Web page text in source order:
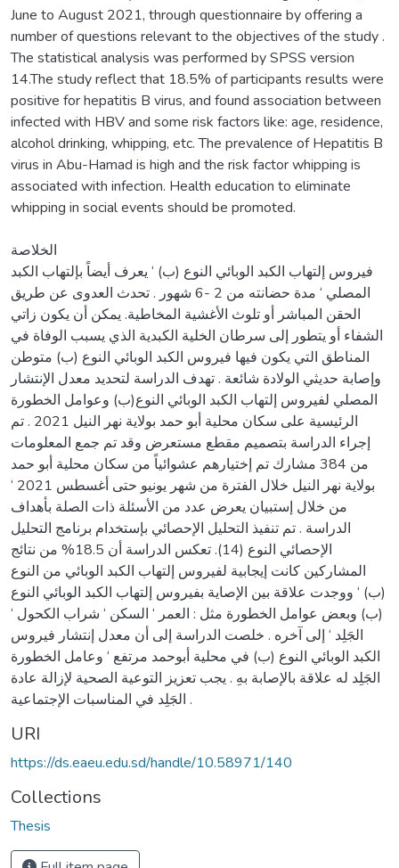
June to August 2021, through questionnaire by offering a
number of questions relevant to the objectives of the study .
The statistical analysis was performed by SPSS version
14.The study reflect that 18.5% of participants results were
positive for hepatitis B virus, and found association between
infected with HBV and some risk factors like: age, residence,
alcohol drinking, whipping, etc. The prevalence of Hepatitis B
virus in Abu-Hamad is high and the risk factor whipping is
associated with infection. Health education to eliminate
whipping in social events should be promoted.
الخلاصة
فيروس إلتهاب الكبد الوبائي النوع (ب) ‘ يعرف أيضاً بإلتهاب الكبد
المصلي ‘ مدة حضانته من 2 -6 شهور . تحدث العدوى عن طريق
الحقن المباشر أو تلوث الأغشية المخاطية. يمكن أن يكون زاتي
الشفاء أو يتطور إلى سرطان الخلية الكبدية الذي يسبب الوفاة في
المناطق التي يكون فيها فيروس الكبد الوبائي النوع (ب) متوطن
وإصابة حديثي الولادة شائعة . تهدف الدراسة لتحديد معدل الإنتشار
المصلي لفيروس إلتهاب الكبد الوبائي النوع(ب) وعوامل الخطورة
الرئيسية على سكان محلية أبو حمد بولاية نهر النيل 2021 . تم
إجراء الدراسة بتصميم مقطع مستعرض وقد تم جمع المعلومات
من 384 مشارك تم إختيارهم عشوائياً من سكان محلية أبو حمد
بولاية نهر النيل خلال الفترة من شهر يونيو حتى أغسطس 2021 ‘
من خلال إستبيان يعرض عدد من الأسئلة ذات الصلة بأهداف
الدراسة . تم تنفيذ التحليل الإحصائي بإستخدام برنامج التحليل
الإحصائي النوع (14). تعكس الدراسة أن 18.5% من نتائج
المشاركين كانت إيجابية لفيروس إلتهاب الكبد الوبائي من النوع
(ب) ‘ ووجدت علاقة بين الإصاية بفيروس إلتهاب الكبد الوبائي النوع
(ب) وبعض عوامل الخطورة مثل : العمر ‘ السكن ‘ شراب الكحول ‘
الجَلِد ‘ إلى آخره . خلصت الدراسة إلى أن معدل إنتشار فيروس
الكبد الوبائي النوع (ب) في محلية أبوحمد مرتفع ‘ وعامل الخطورة
الجَلِد له علاقة بالإصابة بهِ . يجب تعزيز التوعية الصحية لإزالة عادة
الجَلِد في المناسبات الإجتماعية .
URI
https://ds.eaeu.edu.sd/handle/10.58971/140
Collections
Thesis